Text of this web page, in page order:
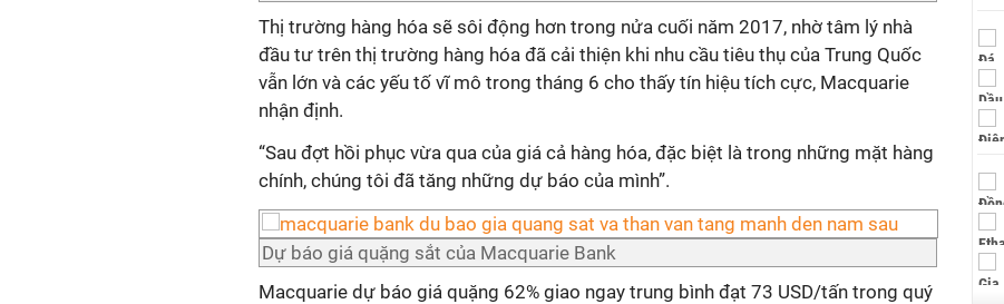
Thị trường hàng hóa sẽ sôi động hơn trong nửa cuối năm 2017, nhờ tâm lý nhà
đầu tư trên thị trường hàng hóa đã cải thiện khi nhu cầu tiêu thụ của Trung Quốc
vẫn lớn và các yếu tố vĩ mô trong tháng 6 cho thấy tín hiệu tích cực, Macquarie
nhận định.
“Sau đợt hồi phục vừa qua của giá cả hàng hóa, đặc biệt là trong những mặt hàng
chính, chúng tôi đã tăng những dự báo của mình”.
Dự báo giá quặng sắt của Macquarie Bank
Macquarie dự báo giá quặng 62% giao ngay trung bình đạt 73 USD/tấn trong quý